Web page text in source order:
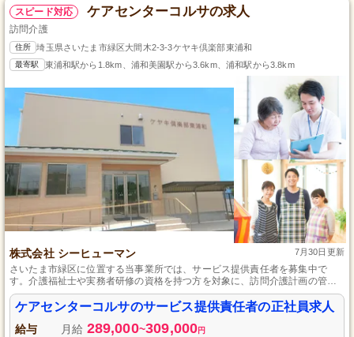
スピード対応 ケアセンターコルサの求人
訪問介護
住所 埼玉県さいたま市緑区大間木2-3-3ケヤキ倶楽部東浦和
最寄駅 東浦和駅から1.8km、浦和美園駅から3.6km、浦和駅から3.8km
株式会社 シーヒューマン 7月30日更新
さいたま市緑区に位置する当事業所では、サービス提供責任者を募集中で
す。介護福祉士や実務者研修の資格を持つ方を対象に、訪問介護計画の管理
から職員の育成まで幅広い業務をお任せします。未経験から長期的にキャリ
アアップ可能で、充実した福利厚生のもと、頑張りがしっかりと認められる
職場での勤務は、大きなやりがいにつながります。
ケアセンターコルサのサービス提供責任者の正社員求人
給与 月給 289,000~309,000円